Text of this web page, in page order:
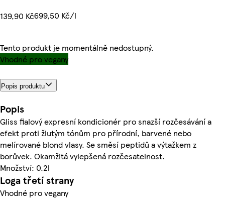
139,90 Kč699,50 Kč/l
Tento produkt je momentálně nedostupný.
Vhodné pro vegany
Popis produktu
Popis
Gliss fialový expresní kondicionér pro snazší rozčesávání a
efekt proti žlutým tónům pro přírodní, barvené nebo
melírované blond vlasy. Se směsí peptidů a výtažkem z
borůvek. Okamžitá vylepšená rozčesatelnost.
Množství: 0.2l
Loga třetí strany
Vhodné pro vegany